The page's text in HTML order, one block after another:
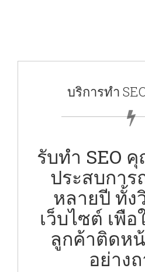
บริการทำ
รับทำ SEO
ประสบการ
หลายปี ทั้ง
เว็บไซต์ เพื
ลูกค้าติดหน้
อย่าง